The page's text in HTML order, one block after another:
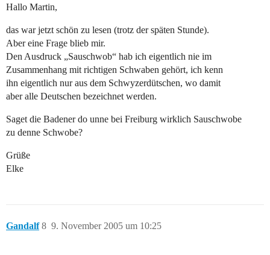
Hallo Martin,
das war jetzt schön zu lesen (trotz der späten Stunde).
Aber eine Frage blieb mir.
Den Ausdruck „Sauschwob“ hab ich eigentlich nie im
Zusammenhang mit richtigen Schwaben gehört, ich kenn
ihn eigentlich nur aus dem Schwyzerdütschen, wo damit
aber alle Deutschen bezeichnet werden.
Saget die Badener do unne bei Freiburg wirklich Sauschwobe
zu denne Schwobe?
Grüße
Elke
Gandalf 9. November 2005 um 10:25
8